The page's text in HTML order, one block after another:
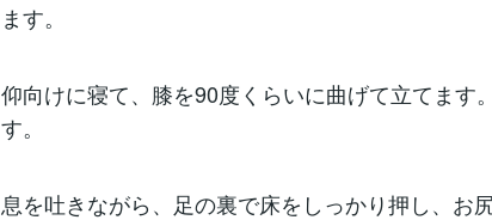
ます。
仰向けに寝て、膝を90度くらいに曲げて立てます
す。
息を吐きながら、足の裏で床をしっかり押し、お